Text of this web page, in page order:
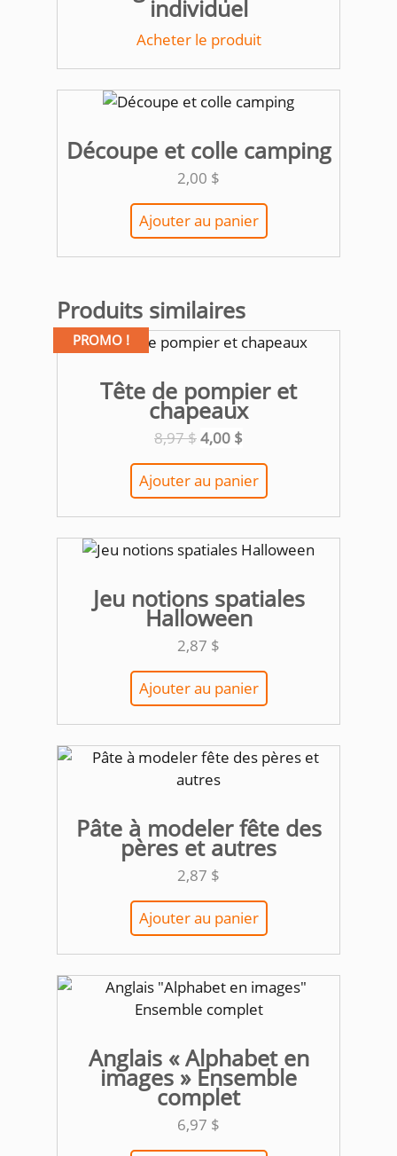
individuel
Acheter le produit
Découpe et colle camping
2,00 $
Ajouter au panier
Produits similaires
PROMO !
Tête de pompier et
chapeaux
8,97$Le
prix
initial
était :
8,97 $.
4,00 $Le
actuel
est :
4,00 $.
Ajouter au panier
Jeu notions spatiales
Halloween
2,87 $
Ajouter au panier
Pâte à modeler fête des
pères et autres
2,87 $
Ajouter au panier
Anglais « Alphabet en
images » Ensemble
complet
6,97 $